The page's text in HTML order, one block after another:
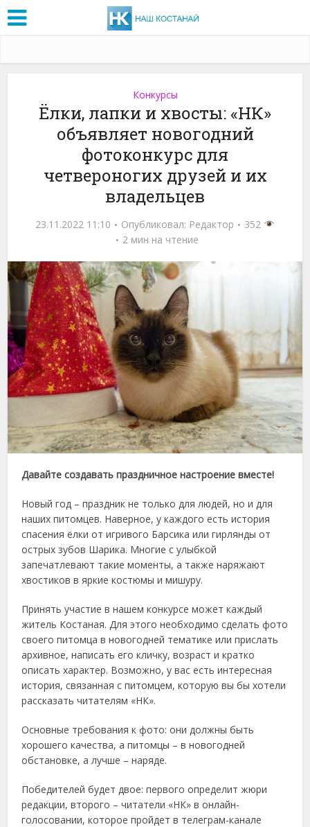
Конкурсы
Ёлки, лапки и хвосты: «НК»
объявляет новогодний
фотоконкурс для
четвероногих друзей и их
владельцев
23.11.2022 11:10 Опубликовал: Редактор
352
2 мин на чтение
Давайте создавать праздничное настроение вместе!
Новый год – праздник не только для людей, но и для
наших питомцев. Наверное, у каждого есть история
спасения ёлки от игривого Барсика или гирлянды от
острых зубов Шарика. Многие с улыбкой
запечатлевают такие моменты, а также наряжают
хвостиков в яркие костюмы и мишуру.
Принять участие в нашем конкурсе может каждый
житель Костаная. Для этого необходимо сделать фото
своего питомца в новогодней тематике или прислать
архивное, написать его кличку, возраст и кратко
описать характер. Возможно, у вас есть интересная
история, связанная с питомцем, которую вы бы хотели
рассказать читателям «НК».
Основные требования к фото: они должны быть
хорошего качества, а питомцы – в новогодней
обстановке, а лучше – наряде.
Победителей будет двое: первого определит жюри
редакции, второго – читатели «НК» в онлайн-
голосовании, которое пройдет в телеграм-канале